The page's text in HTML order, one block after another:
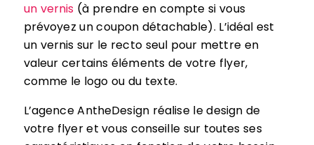
un vernis (à prendre en compte si vous
prévoyez un coupon détachable). L’idéal est
un vernis sur le recto seul pour mettre en
valeur certains éléments de votre flyer,
comme le logo ou du texte.
L’agence AntheDesign réalise le design de
votre flyer et vous conseille sur toutes ses